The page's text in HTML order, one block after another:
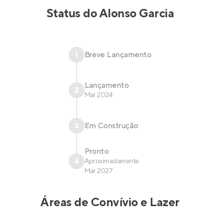
Status doAlonso Garcia
1 Breve Lançamento
2 Lançamento
Mar 2024
3 Em Construção
4
Pronto
Aproximadamente
Mar 2027
Áreas de Convívio e Lazer